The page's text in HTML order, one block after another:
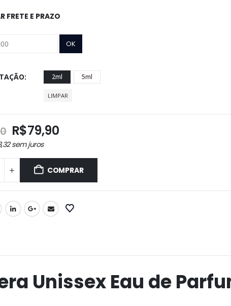
através
FRETE E PRAZO
2ml 5ml
LIMPAR
O
preço
original
era:
R$99,90.
R$79,90O
atual
é:
R$79,90.
sem juros
COMPRAR
Unissex Eau de